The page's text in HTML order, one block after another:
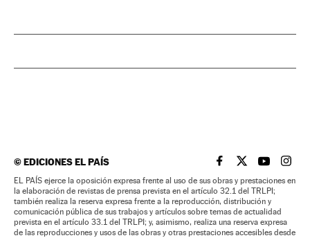
©EDICIONES EL PAÍS EL PAÍS BRASIL EN
EL PAÍSEL PAÍS
EL
EL PAÍS ejerce la oposición expresa frente al uso de sus obras y prestaciones en
la elaboración de revistas de prensa prevista en el artículo 32.1 del TRLPI;
también realiza la reserva expresa frente a la reproducción, distribución y
comunicación pública de sus trabajos y artículos sobre temas de actualidad
prevista en el artículo 33.1 del TRLPI; y, asimismo, realiza una reserva expresa
de las reproducciones y usos de las obras y otras prestaciones accesibles desde